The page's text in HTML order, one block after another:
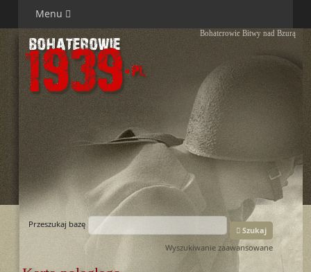
Menu
Bohaterowie Bitwy nad Bzurą
Przeszukaj bazę
Szukaj
Wyszukiwanie zaawansowane